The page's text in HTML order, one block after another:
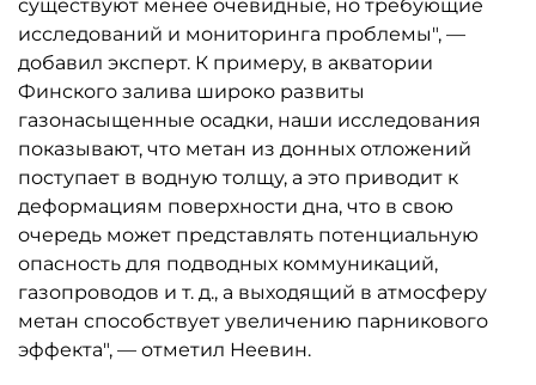
существуют менее очевидные, но требующие
исследований и мониторинга проблемы", —
добавил эксперт. К примеру, в акватории
Финского залива широко развиты
газонасыщенные осадки, наши исследования
показывают, что метан из донных отложений
поступает в водную толщу, а это приводит к
деформациям поверхности дна, что в свою
очередь может представлять потенциальную
опасность для подводных коммуникаций,
газопроводов и т. д., а выходящий в атмосферу
метан способствует увеличению парникового
эффекта", — отметил Неевин.